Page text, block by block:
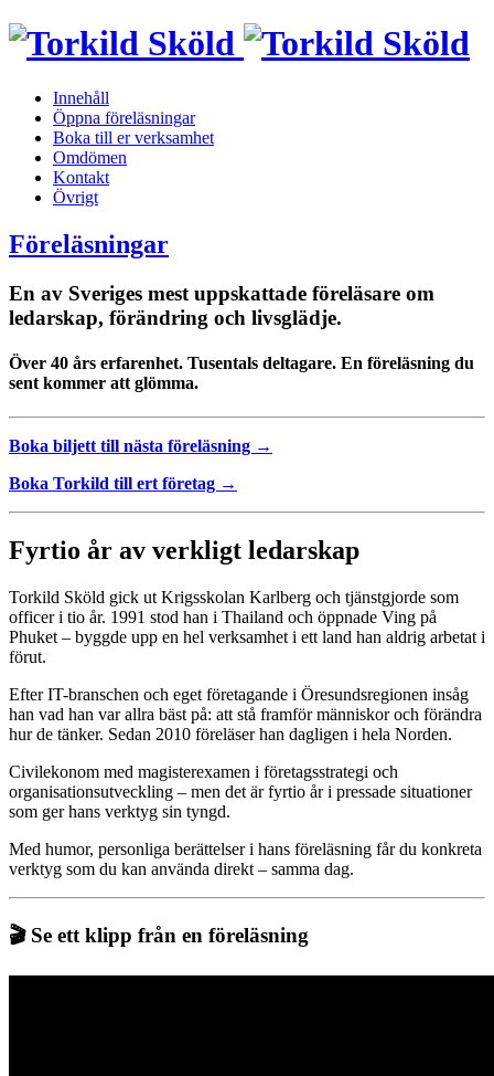
Skip
Innehåll
Öppna föreläsningar
Boka till er verksamhet
Omdömen
Kontakt
Övrigt
Föreläsningar
En av Sveriges mest uppskattade föreläsare om
ledarskap, förändring och livsglädje.
Över 40 års erfarenhet. Tusentals deltagare. En föreläsning du
sent kommer att glömma.
Boka biljett till nästa föreläsning →
Boka Torkild till ert företag →
Fyrtio år av verkligt ledarskap
Torkild Sköld gick ut Krigsskolan Karlberg och tjänstgjorde som
officer i tio år. 1991 stod han i Thailand och öppnade Ving på
Phuket – byggde upp en hel verksamhet i ett land han aldrig arbetat i
förut.
Efter IT-branschen och eget företagande i Öresundsregionen insåg
han vad han var allra bäst på: att stå framför människor och förändra
hur de tänker. Sedan 2010 föreläser han dagligen i hela Norden.
Civilekonom med magisterexamen i företagsstrategi och
organisationsutveckling – men det är fyrtio år i pressade situationer
som ger hans verktyg sin tyngd.
Med humor, personliga berättelser i hans föreläsning får du konkreta
verktyg som du kan använda direkt – samma dag.
🎬 Se ett klipp från en föreläsning